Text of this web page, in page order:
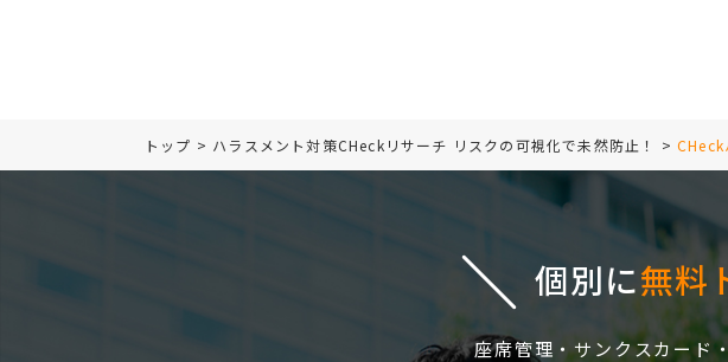
トップ > ハラスメント対策CHeckリサーチ リスクの可視化で未然防止！ >CHeck
個別に無料
座席管理・サンクスカード